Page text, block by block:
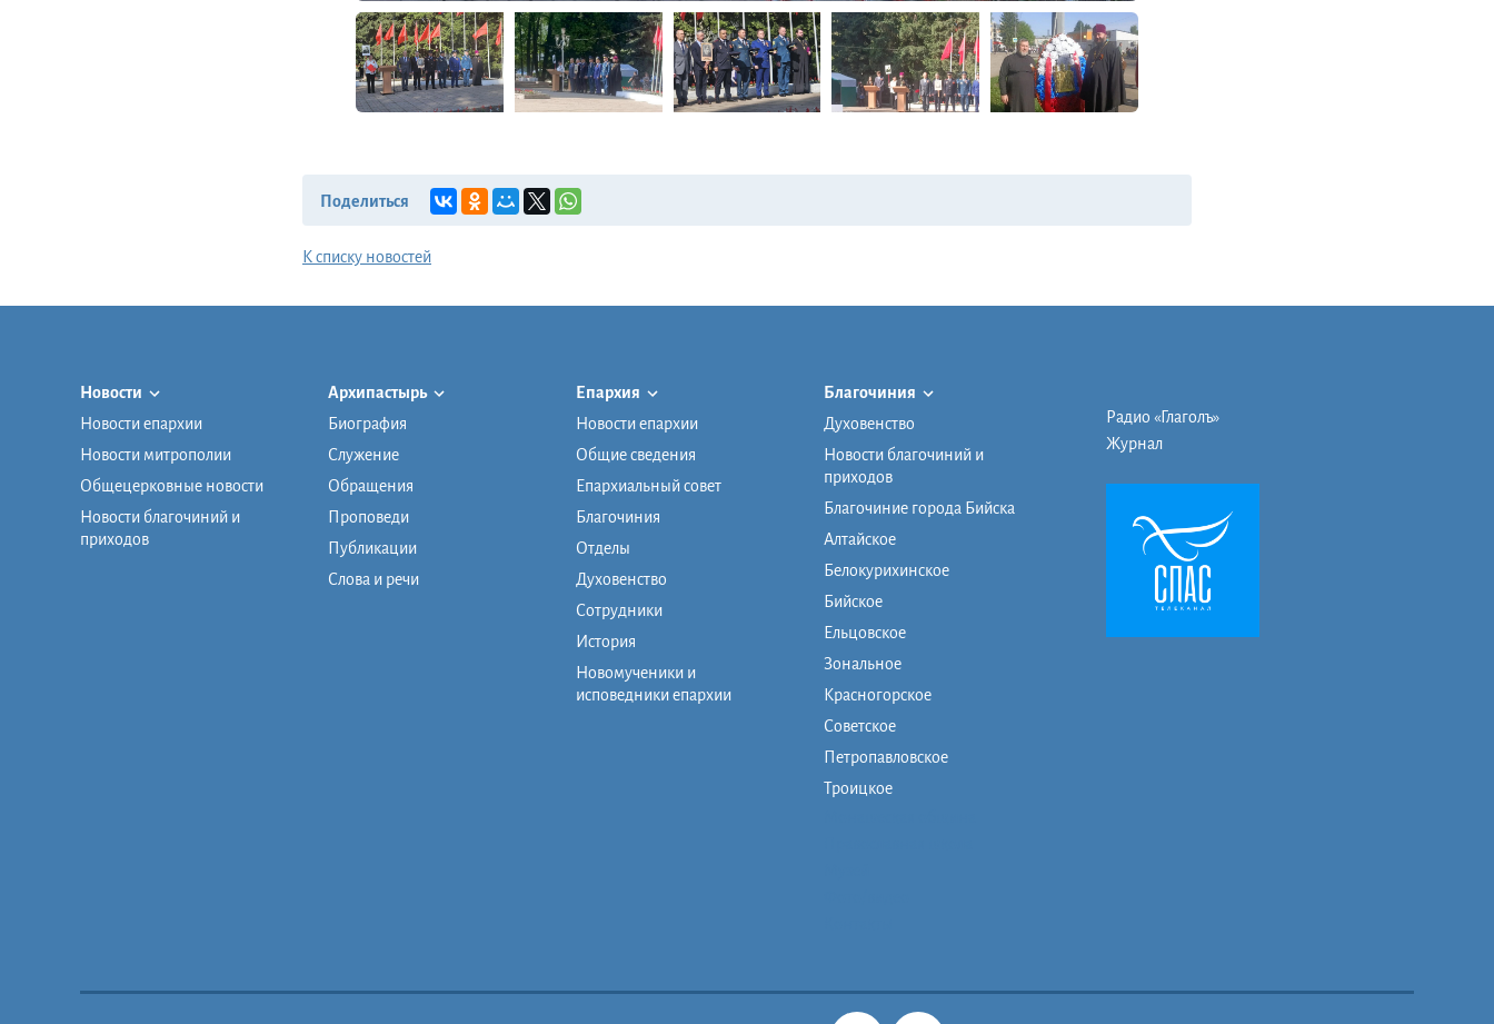
Поделиться
К списку новостей
Новости
Новости епархии
Новости митрополии
Общецерковные новости
Новости благочиний и
приходов
Архипастырь
Биография
Служение
Обращения
Проповеди
Публикации
Слова и речи
Епархия
Новости епархии
Общие сведения
Епархиальный совет
Благочиния
Отделы
Духовенство
Сотрудники
История
Новомученики и
исповедники епархии
Благочиния
Духовенство
Новости благочиний и
приходов
Благочиние города Бийска
Алтайское
Белокурихинское
Бийское
Ельцовское
Зональное
Красногорское
Советское
Петропавловское
Троицкое
Радио «Глаголъ»
Журнал